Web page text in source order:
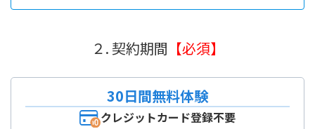
２. 契約期間 【必須】
30日間無料体験
クレジットカード登録不要